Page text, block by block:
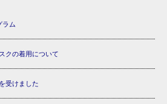
ラム
クの着用について
受けました